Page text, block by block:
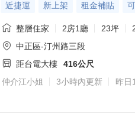
近捷運 新上架 租金補貼
整層住家 2房1廳 23坪
中正區-汀州路三段
距台電大樓
416公尺
仲介江小姐
3小時內更新 昨日